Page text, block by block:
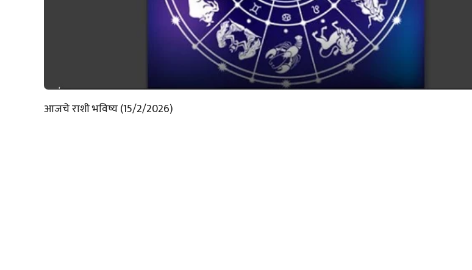
आजचे राशी भविष्य (15/2/2026)